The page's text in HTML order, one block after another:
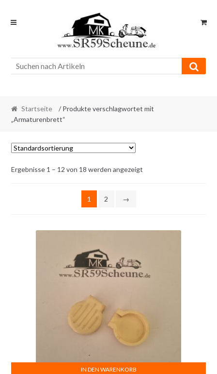
Skip
Skip
Startseite
/ Produkte verschlagwortet mit
„Armaturenbrett“
Ergebnisse 1 – 12 von 18 werden angezeigt
1 2 →
IN DEN WARENKORB